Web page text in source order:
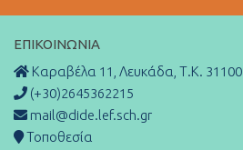
ΕΠΙΚΟΙΝΩΝΊΑ
Καραβέλα 11, Λευκάδα, Τ.Κ. 31100
(+30)2645362215
mail@dide.lef.sch.gr
Τοποθεσία